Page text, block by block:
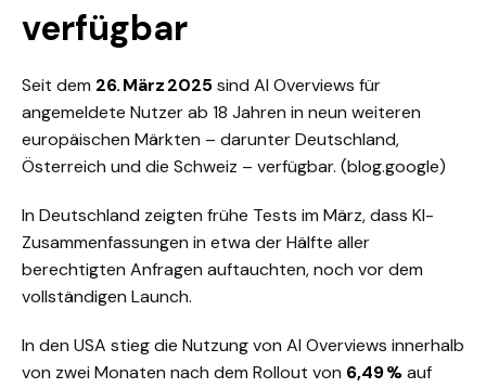
verfügbar
Seit dem 26. März 2025sind AI Overviews für
angemeldete Nutzer ab 18 Jahren in neun weiteren
europäischen Märkten – darunter Deutschland,
Österreich und die Schweiz – verfügbar. (blog.google)
In Deutschland zeigten frühe Tests im März, dass KI-
Zusammenfassungen in etwa der Hälfte aller
berechtigten Anfragen auftauchten, noch vor dem
vollständigen Launch.
In den USA stieg die Nutzung von AI Overviews innerhalb
von zwei Monaten nach dem Rollout von 6,49 %auf